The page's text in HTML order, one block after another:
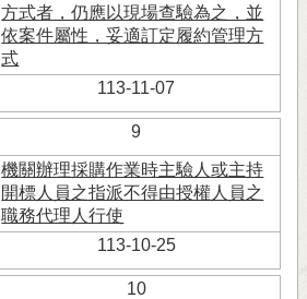
方式者，仍應以現場查驗為之，並
依案件屬性，妥適訂定履約管理方
式
113-11-07
9
機關辦理採購作業時主驗人或主持
開標人員之指派不得由授權人員之
職務代理人行使
113-10-25
10